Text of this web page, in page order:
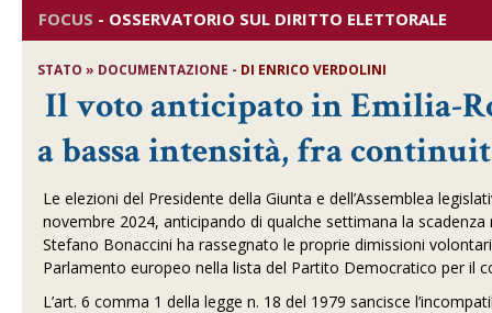
FOCUS - OSSERVATORIO SUL DIRITTO ELETTORALE
STATO » DOCUMENTAZIONE - DI ENRICO VERDOLINI
Il voto anticipato in Emilia-
a bassa intensità, fra
Le elezioni del Presidente della Giunta e dell’Assemblea
novembre 2024, anticipando di qualche settimana la
Stefano Bonaccini ha rassegnato le proprie dimissioni
Parlamento europeo nella lista del Partito Democratico per il
L’art. 6 comma 1 della legge n. 18 del 1979 sancisce